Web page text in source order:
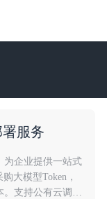
服务
为企业提供一站式
大模型Token，
。支持公有云调用